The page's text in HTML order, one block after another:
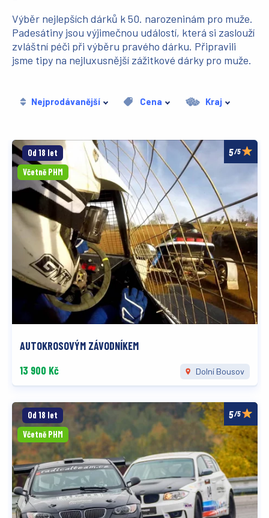
Výběr nejlepších dárků k 50. narozeninám pro muže.
Padesátiny jsou výjimečnou událostí, která si zaslouží
zvláštní péči při výběru pravého dárku. Připravili
jsme tipy na nejluxusnější zážitkové dárky pro muže.
Nejprodávanější Cena Kraj
Od 18 let
Včetně PHM
/5
AUTOKROSOVÝM ZÁVODNÍKEM
13 900 Kč
Dolní Bousov
Od 18 let
Včetně PHM
/5